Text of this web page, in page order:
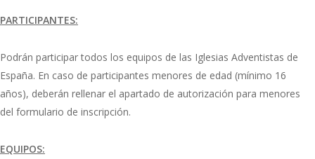
PARTICIPANTES:
Podrán participar todos los equipos de las Iglesias Adventistas de
España. En caso de participantes menores de edad (mínimo 16
años), deberán rellenar el apartado de autorización para menores
del formulario de inscripción.
EQUIPOS: